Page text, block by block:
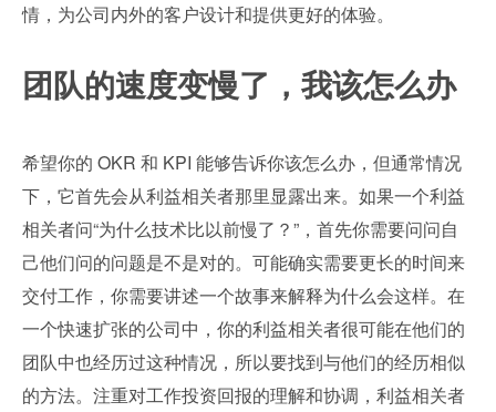
情，为公司内外的客户设计和提供更好的体验。
团队的速度变慢了，我该怎么办
希望你的 OKR 和 KPI 能够告诉你该怎么办，但通常情况
下，它首先会从利益相关者那里显露出来。如果一个利益
相关者问“为什么技术比以前慢了？”，首先你需要问问自
己他们问的问题是不是对的。可能确实需要更长的时间来
交付工作，你需要讲述一个故事来解释为什么会这样。在
一个快速扩张的公司中，你的利益相关者很可能在他们的
团队中也经历过这种情况，所以要找到与他们的经历相似
的方法。注重对工作投资回报的理解和协调，利益相关者